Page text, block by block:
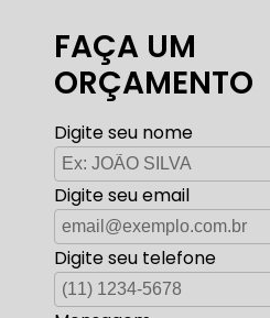
FAÇA UM
ORÇAMENTO
Digite seu nome
Digite seu email
Digite seu telefone